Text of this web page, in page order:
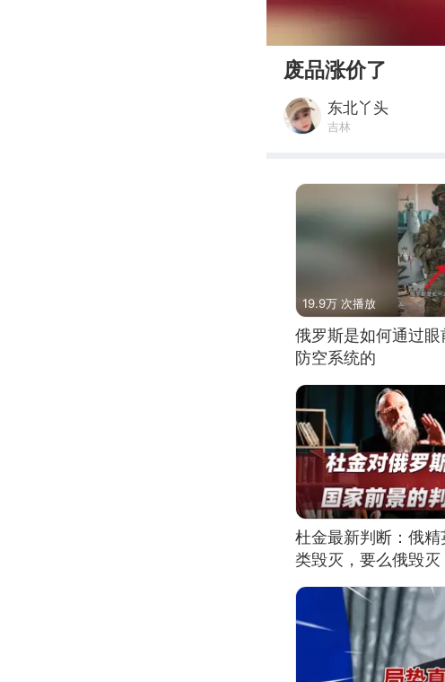
废品涨价了
东北丫头
吉林
19.9万 次播放
俄罗斯是如何通过
防空系统的
杜金最新判断：俄
类毁灭，要么俄毁灭